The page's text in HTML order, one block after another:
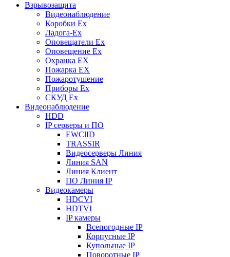
Взрывозащита
Видеонаблюдение
Коробки Ex
Ладога-Ex
Оповещатели Ex
Оповещение Ex
Охранка EX
Пожарка EX
Пожаротушение
Приборы Ex
СКУД Ex
Видеонаблюдение
HDD
IP серверы и ПО
EWClID
TRASSIR
Видеосерверы Линия
Линия SAN
Линия Клиент
ПО Линия IP
Видеокамеры
HDCVI
HDTVI
IP камеры
Всепогодные IP
Корпусные IP
Купольные IP
Поворотные IP